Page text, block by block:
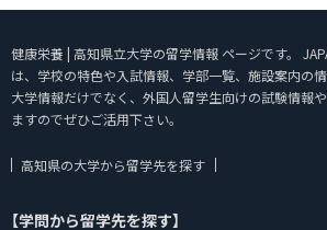
健康栄養 | 高知県立大学の留学情報 ページです。
は、学校の特色や入試情報、学部一覧、施設案内の情
大学情報だけでなく、外国人留学生向けの試験情報
ますのでぜひご活用下さい。
高知県の大学から留学先を探す
【学問から留学先を探す】